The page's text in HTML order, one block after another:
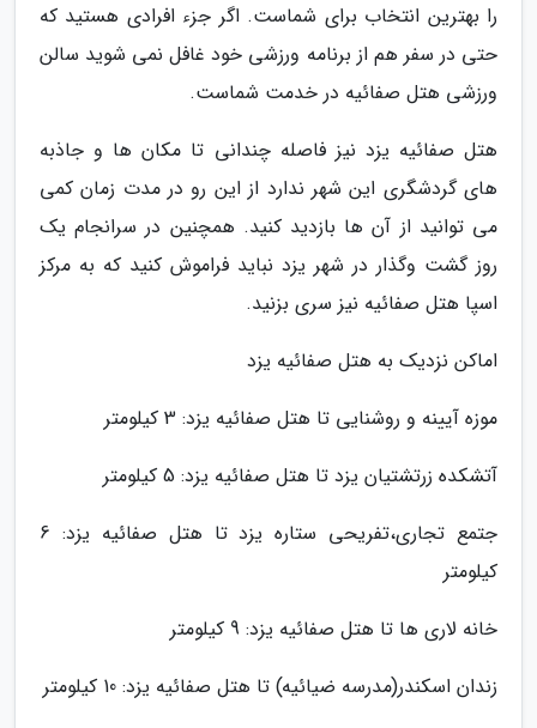
را بهترین انتخاب برای شماست. اگر جزء افرادی هستید که
حتی در سفر هم از برنامه ورزشی خود غافل نمی شوید سالن
ورزشی هتل صفائیه در خدمت شماست.
هتل صفائیه یزد نیز فاصله چندانی تا مکان ها و جاذبه
های گردشگری این شهر ندارد از این رو در مدت زمان کمی
می توانید از آن ها بازدید کنید. همچنین در سرانجام یک
روز گشت وگذار در شهر یزد نباید فراموش کنید که به مرکز
اسپا هتل صفائیه نیز سری بزنید.
اماکن نزدیک به هتل صفائیه یزد
موزه آیینه و روشنایی تا هتل صفائیه یزد: 3 کیلومتر
آتشکده زرتشتیان یزد تا هتل صفائیه یزد: 5 کیلومتر
جتمع تجاری،تفریحی ستاره یزد تا هتل صفائیه یزد: 6
کیلومتر
خانه لاری ها تا هتل صفائیه یزد: 9 کیلومتر
زندان اسکندر(مدرسه ضیائیه) تا هتل صفائیه یزد: 10 کیلومتر